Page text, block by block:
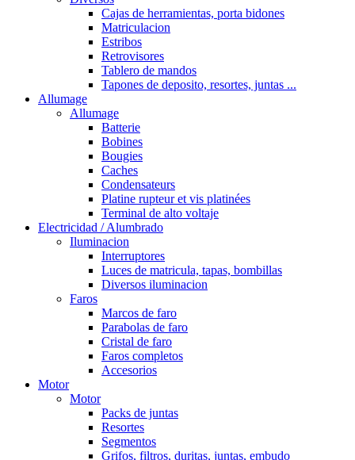
Cajas de herramientas, porta bidones
Matriculacion
Estribos
Retrovisores
Tablero de mandos
Tapones de deposito, resortes, juntas ...
Allumage
Allumage
Batterie
Bobines
Bougies
Caches
Condensateurs
Platine rupteur et vis platinées
Terminal de alto voltaje
Electricidad / Alumbrado
Iluminacion
Interruptores
Luces de matricula, tapas, bombillas
Diversos iluminacion
Faros
Marcos de faro
Parabolas de faro
Cristal de faro
Faros completos
Accesorios
Motor
Motor
Packs de juntas
Resortes
Segmentos
Grifos, filtros, duritas, juntas, embudo